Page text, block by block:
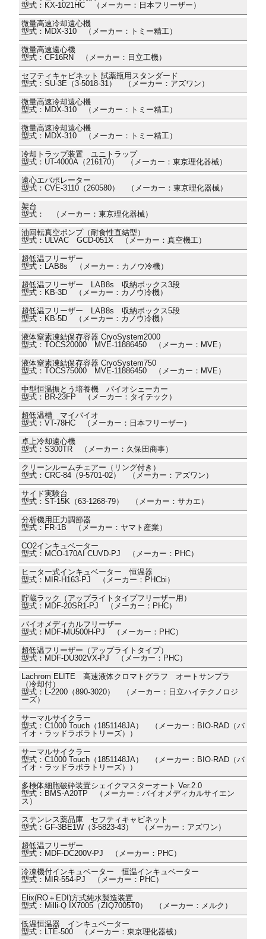
型式：KX-1021HC （メーカー：日本フリーザー）
微量高速冷却遠心機
型式：MDX-310 （メーカー：トミー精工）
微量高速遠心機
型式：CF16RN （メーカー：日立工機）
セフティキャビネット 試薬瓶用スタンダード
型式：SU-3E（3-5018-31） （メーカー：アズワン）
微量高速冷却遠心機
型式：MDX-310 （メーカー：トミー精工）
微量高速冷却遠心機
型式：MDX-310 （メーカー：トミー精工）
冷却トラップ装置 ユニトラップ
型式：UT-4000A（216170） （メーカー：東京理化器械）
遠心エバポレーター
型式：CVE-3110（260580） （メーカー：東京理化器械）
架台
型式： （メーカー：東京理化器械）
油回転真空ポンプ（耐食性直結型）
型式：ULVAC GCD-051X （メーカー：真空機工）
超低温フリーザー
型式：LAB8s （メーカー：カノウ冷機）
超低温フリーザー LAB8s 収納ボックス3段
型式：KB-3D （メーカー：カノウ冷機）
超低温フリーザー LAB8s 収納ボックス5段
型式：KB-5D （メーカー：カノウ冷機）
液体窒素凍結保存容器 CryoSystem2000
型式：TOCS20000 MVE-11886450 （メーカー：MVE）
液体窒素凍結保存容器 CryoSystem750
型式：TOCS75000 MVE-11886450 （メーカー：MVE）
中型恒温振とう培養機 バイオシェーカー
型式：BR-23FP （メーカー：タイテック）
超低温槽 マイバイオ
型式：VT-78HC （メーカー：日本フリーザー）
卓上冷却遠心機
型式：S300TR （メーカー：久保田商事）
クリーンルームチェアー（リング付き）
型式：CRC-84（9-5701-02） （メーカー：アズワン）
サイド実験台
型式：ST-15K（63-1268-79） （メーカー：サカエ）
分析機用圧力調節器
型式：FR-1B （メーカー：ヤマト産業）
CO2インキュベーター
型式：MCO-170AI CUVD-PJ （メーカー：PHC）
ヒーター式インキュベーター 恒温器
型式：MIR-H163-PJ （メーカー：PHCbi）
貯蔵ラック（アップライトタイプフリーザー用）
型式：MDF-20SR1-PJ （メーカー：PHC）
バイオメディカルフリーザー
型式：MDF-MU500H-PJ （メーカー：PHC）
超低温フリーザー（アップライトタイプ）
型式：MDF-DU302VX-PJ （メーカー：PHC）
Lachrom ELITE 高速液体クロマトグラフ オートサンプラ
（冷却付）
型式：L-2200（890-3020） （メーカー：日立ハイテクノロジ
ーズ）
サーマルサイクラー
型式：C1000 Touch（1851148JA） （メーカー：BIO-RAD（バ
イオ・ラッドラボラトリーズ））
サーマルサイクラー
型式：C1000 Touch（1851148JA） （メーカー：BIO-RAD（バ
イオ・ラッドラボラトリーズ））
多検体細胞破砕装置シェイクマスターオート Ver.2.0
型式：BMS-A20TP （メーカー：バイオメディカルサイエン
ス）
ステンレス薬品庫 セフティキャビネット
型式：GF-3BE1W（3-5823-43） （メーカー：アズワン）
超低温フリーザー
型式：MDF-DC200V-PJ （メーカー：PHC）
冷凍機付インキュベーター 恒温インキュベーター
型式：MIR-554-PJ （メーカー：PHC）
Elix(RO＋EDI)方式純水製造装置
型式：Milli-Q IX7005（ZIQ7005T0） （メーカー：メルク）
低温恒温器 インキュベーター
型式：LTE-500 （メーカー：東京理化器械）